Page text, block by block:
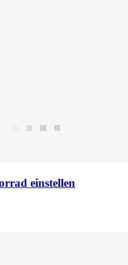
einstellen